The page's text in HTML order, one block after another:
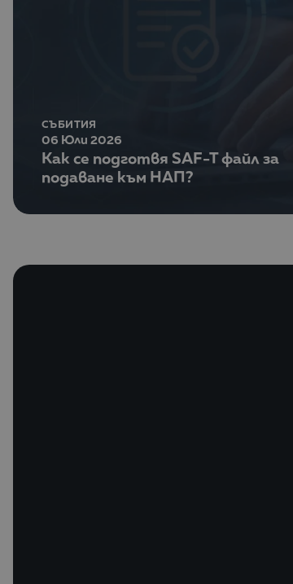
СЪБИТИЯ
06 Юли 2026
Как се подготвя SAF-T файл за
подаване към НАП?